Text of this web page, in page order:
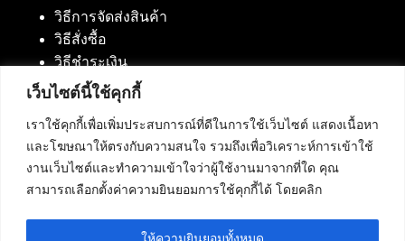
เว็บไซต์นี้ใช้คุกกี้
เราใช้คุกกี้เพื่อเพิ่มประสบการณ์ที่ดีในการใช้เว็บไซต์ แสดงเนื้อหา
และโฆษณาให้ตรงกับความสนใจ รวมถึงเพื่อวิเคราะห์การเข้าใช้
งานเว็บไซต์และทำความเข้าใจว่าผู้ใช้งานมาจากที่ใด คุณ
สามารถเลือกตั้งค่าความยินยอมการใช้คุกกี้ได้ โดยคลิก
ให้ความยินยอมทั้งหมด
วิธีการจัดส่งสินค้า
วิธีสั่งซื้อ
วิธีชำระเงิน
ติดต่อเรา
บริษัท เน็ทฟิวชั่น คอมมิวนิเคชั่น จำกัด 420/94 ถนน
นัมเบอร์วัน-ราม 2 แขวงดอกไม้, เขตประเวศ
กรุงเทพมหานคร 10250